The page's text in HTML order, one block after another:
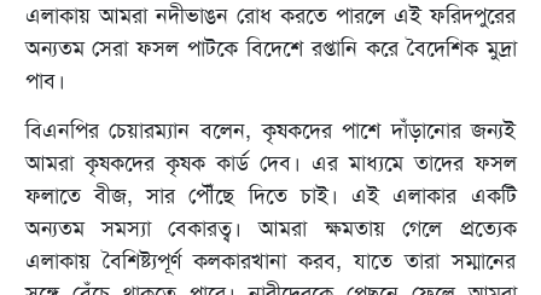
এলাকায় আমরা নদীভাঙন রোধ করতে পারলে এই ফরিদপুরের
অন্যতম সেরা ফসল পাটকে বিদেশে রপ্তানি করে বৈদেশিক মুদ্রা
পাব।
বিএনপির চেয়ারম্যান বলেন, কৃষকদের পাশে দাঁড়ানোর জন্যই
আমরা কৃষকদের কৃষক কার্ড দেব। এর মাধ্যমে তাদের ফসল
ফলাতে বীজ, সার পৌঁছে দিতে চাই। এই এলাকার একটি
অন্যতম সমস্যা বেকারত্ব। আমরা ক্ষমতায় গেলে প্রত্যেক
এলাকায় বৈশিষ্ট্যপূর্ণ কলকারখানা করব, যাতে তারা সম্মানের